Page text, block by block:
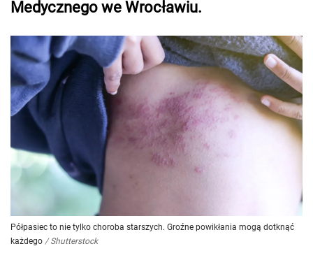
Medycznego we Wrocławiu.
Półpasiec to nie tylko choroba starszych. Groźne powikłania mogą dotknąć
każdego / Shutterstock